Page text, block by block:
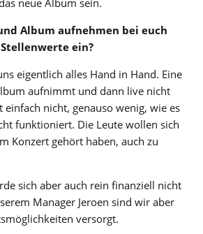
Album aufnehmen bei euch
ein?
eigentlich alles Hand in Hand. Eine
aufnimmt und dann live nicht
nicht, genauso wenig, wie es
funktioniert. Die Leute wollen sich
Konzert gehört haben, auch zu
sich aber auch rein finanziell nicht
Manager Jeroen sind wir aber
versorgt.